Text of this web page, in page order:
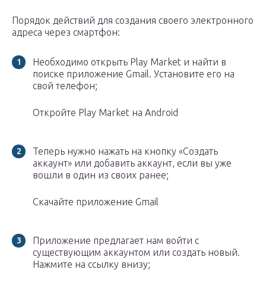
Порядок действий для создания своего электронного
адреса через смартфон:
Необходимо открыть Play Market и найти в
поиске приложение Gmail. Установите его на
свой телефон;
Откройте Play Market на Android
Теперь нужно нажать на кнопку «Создать
аккаунт» или добавить аккаунт, если вы уже
вошли в один из своих ранее;
Скачайте приложение Gmail
Приложение предлагает нам войти с
существующим аккаунтом или создать новый.
Нажмите на ссылку внизу;